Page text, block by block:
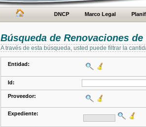
DNCP Marco Legal
Búsqueda de Renovaciones
A través de esta búsqueda, usted puede filtrar la
Entidad:
Id:
Proveedor:
Expediente: